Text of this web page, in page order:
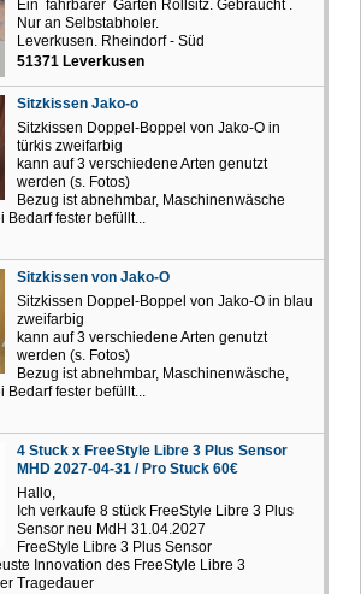
Ein fahrbarer Garten Rollsitz. Gebraucht .
Nur an Selbstabholer.
Leverkusen. Rheindorf - Süd
51371 Leverkusen
Sitzkissen Jako-o
Sitzkissen Doppel-Boppel von Jako-O in
türkis zweifarbig
kann auf 3 verschiedene Arten genutzt
werden (s. Fotos)
Bezug ist abnehmbar, Maschinenwäsche
Bedarf fester befüllt...
Sitzkissen von Jako-O
Sitzkissen Doppel-Boppel von Jako-O in blau
zweifarbig
kann auf 3 verschiedene Arten genutzt
werden (s. Fotos)
Bezug ist abnehmbar, Maschinenwäsche,
Bedarf fester befüllt...
4 Stuck x FreeStyle Libre 3 Plus Sensor
MHD 2027-04-31 / Pro Stuck 60€
Hallo,
Ich verkaufe 8 stück FreeStyle Libre 3 Plus
Sensor neu MdH 31.04.2027
FreeStyle Libre 3 Plus Sensor
Innovation des FreeStyle Libre 3
Tragedauer